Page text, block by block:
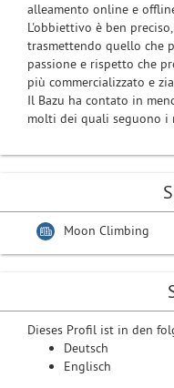
alleamento online e
L'obbiettivo è ben
trasmettendo quello che
passione e rispetto che
più commercializzato e
Il Bazu ha contato in
molti dei quali seguono i
Moon Climbing
Dieses Profil ist in den
Deutsch
Englisch